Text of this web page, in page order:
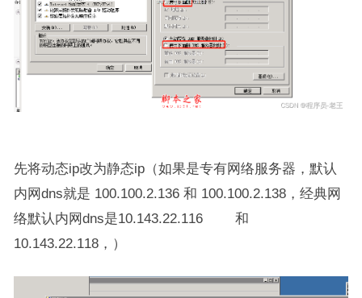
先将动态ip改为静态ip（如果是专有网络服务器，默认
内网dns就是 100.100.2.136 和 100.100.2.138，经典网
络默认内网dns是10.143.22.116 和
10.143.22.118，）